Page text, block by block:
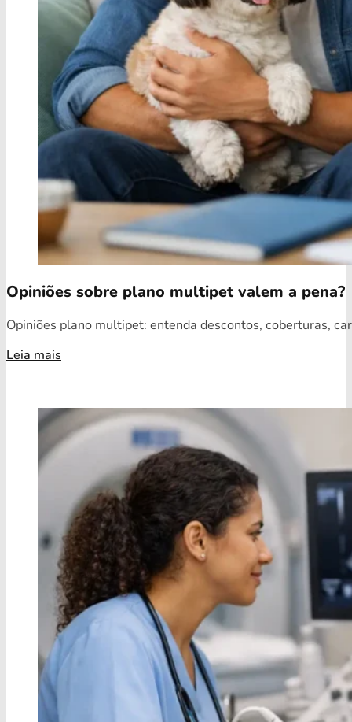
Opiniões sobre plano multipet valem a pena?
Opiniões plano multipet: entenda descontos, coberturas,
Leia mais